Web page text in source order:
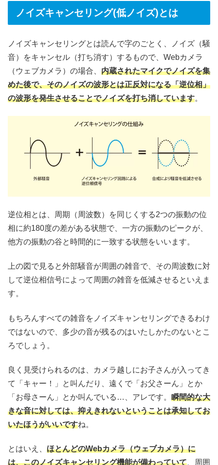
ノイズキャンセリング(低ノイズ)とは
ノイズキャンセリングとは読んで字のごとく、ノイズ（騒
音）をキャンセル（打ち消す）するもので、Webカメラ
（ウェブカメラ）の場合、 内蔵されたマイクでノイズを集
めた後で、そのノイズの波形とは正反対になる「逆位相」
の波形を発生させることでノイズを打ち消しています。
逆位相とは、周期（周波数）を同じくする2つの振動の位
相に約180度の差がある状態で、一方の振動のピークが、
他方の振動の谷と時間的に一致する状態をいいます。
上の図で見ると外部騒音が周囲の雑音で、その周波数に対
して逆位相信号によって周囲の雑音を低減させるといえま
す。
もちろんすべての雑音をノイズキャンセリングできるわけ
ではないので、多少の音が残るのはいたしかたのないとこ
ろでしょう。
良く見受けられるのは、カメラ越しにお子さんが入ってき
て「キャー！」と叫んだり、遠くで「お父さーん」とか
「お母さーん」とか叫んでいる…、アレです。 瞬間的な大
きな音に対しては、抑えきれないということは承知してお
いたほうがいいですね。
とはいえ、 ほとんどのWebカメラ（ウェブカメラ）に
は、このノイズキャンセリング機能が備わっていて、周囲